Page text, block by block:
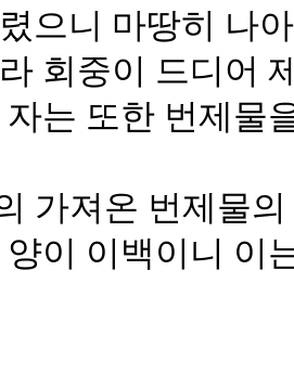
으니 마땅히 나
회중이 드디어
는 또한 번제물
가져온 번제물
이 이백이니 이